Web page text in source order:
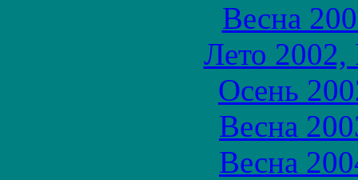
Весна
Лето
Осень
Весна
Весна